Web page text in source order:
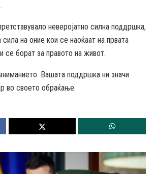
неверојатно силна поддршка,
на оние кои се наоќаат на првата
се борат за правото на живот.
Вашата поддршка ни значи
во своето обраќање.